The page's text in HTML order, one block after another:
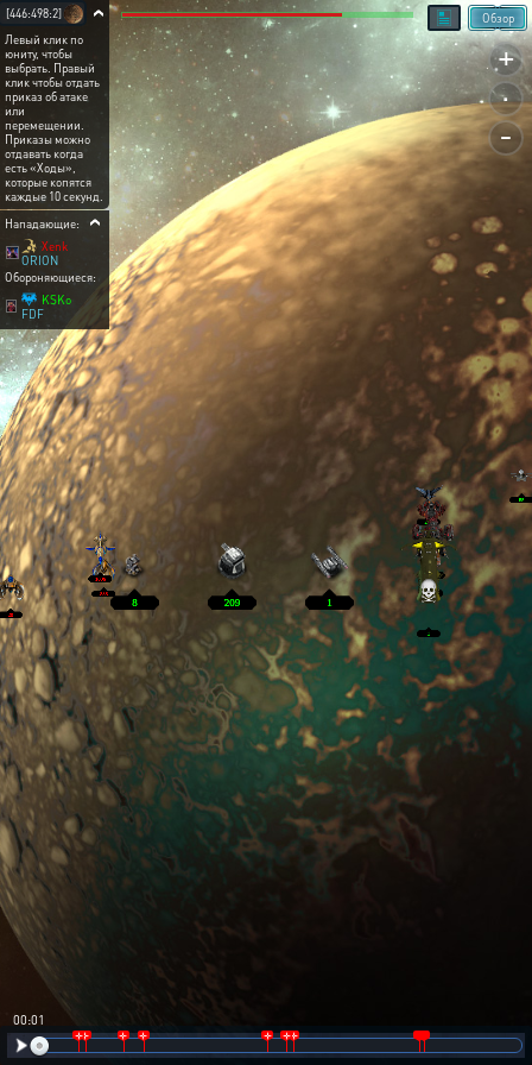
+
.
-
Обзор
[446:498:2]
Левый клик по
юниту, чтобы
выбрать. Правый
клик чтобы отдать
приказ об атаке
или
перемещении.
Приказы можно
отдавать когда
есть «Ходы»,
которые копятся
каждые 10 секунд.
Нападающие:
Xenk
ORION
Обороняющиеся:
KSKo
FDF
00:02